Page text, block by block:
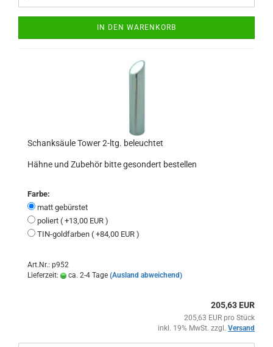
IN DEN WARENKORB
Schanksäule Tower 2-ltg. beleuchtet
Hähne und Zubehör bitte gesondert bestellen
Farbe:
matt gebürstet
poliert ( +13,00 EUR )
TIN-goldfarben ( +84,00 EUR )
Art.Nr.: p952
Lieferzeit:
ca. 2-4 Tage (Ausland abweichend)
205,63 EUR
205,63 EUR pro Stück
inkl. 19% MwSt. zzgl. Versand